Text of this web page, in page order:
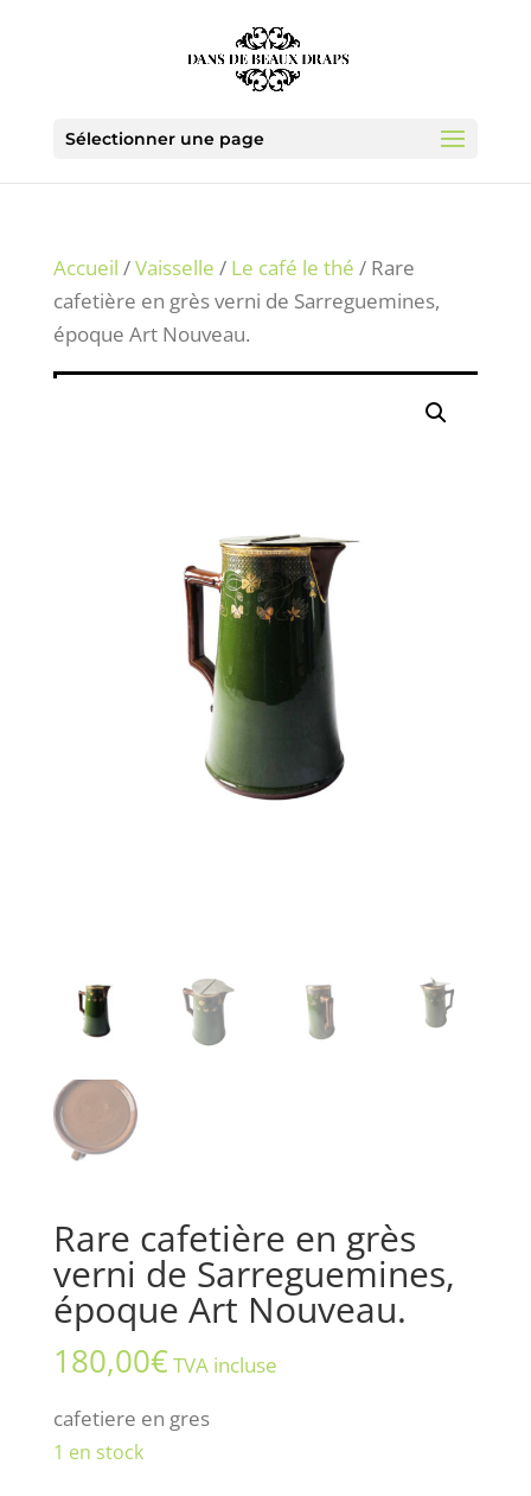
Sélectionner une page
Accueil /Vaisselle / Le café le thé / Rare
cafetière en grès verni de Sarreguemines,
époque Art Nouveau.
Rare cafetière en grès
verni de Sarreguemines,
époque Art Nouveau.
180,00€TVA incluse
cafetiere en gres
1 en stock